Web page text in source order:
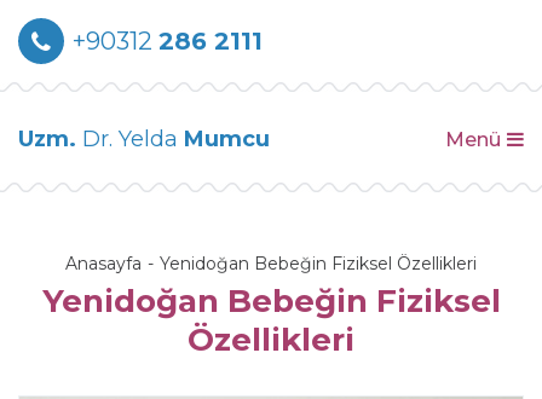
+90312 286 2111
Uzm. Dr. Yelda Mumcu Menü
Anasayfa Yenidoğan Bebeğin Fiziksel Özellikleri
Yenidoğan Bebeğin Fiziksel
Özellikleri